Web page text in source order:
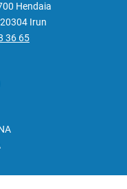
Hendaia
Irun
36 65